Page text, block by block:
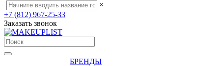
×
+7 (812) 967-25-33
Заказать звонок
БРЕНДЫ